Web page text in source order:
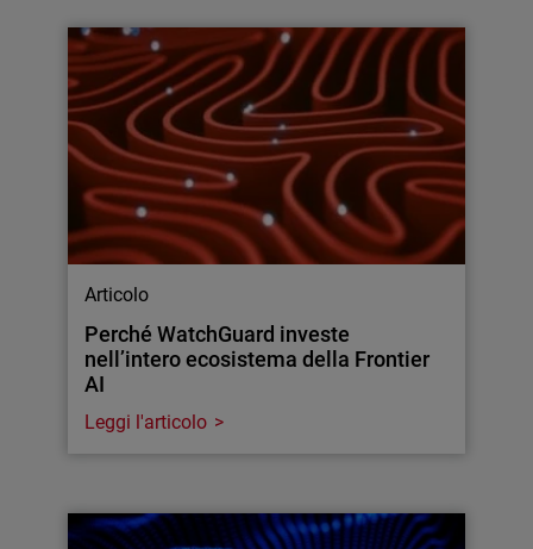
Articolo
Perché WatchGuard investe
nell’intero ecosistema della Frontier
AI
Leggi l'articolo